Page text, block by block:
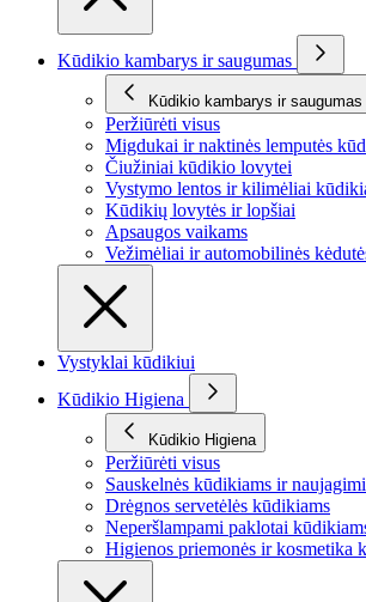
Kūdikio kambarys ir saugumas
Kūdikio kambarys ir saugumas
Peržiūrėti visus
Migdukai ir naktinės lemputės
Čiužiniai kūdikio lovytei
Vystymo lentos ir kilimėliai
Kūdikių lovytės ir lopšiai
Apsaugos vaikams
Vežimėliai ir automobilinės
Vystyklai kūdikiui
Kūdikio Higiena
Kūdikio Higiena
Peržiūrėti visus
Sauskelnės kūdikiams ir
Drėgnos servetėlės kūdikiams
Neperšlampami paklotai
Higienos priemonės ir kosmetika